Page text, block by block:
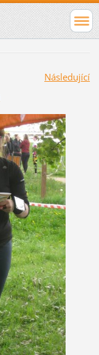
Následující